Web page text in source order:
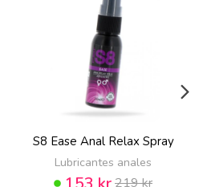
S8 Ease Anal Relax Spray
Lubricantes anales
219 kr